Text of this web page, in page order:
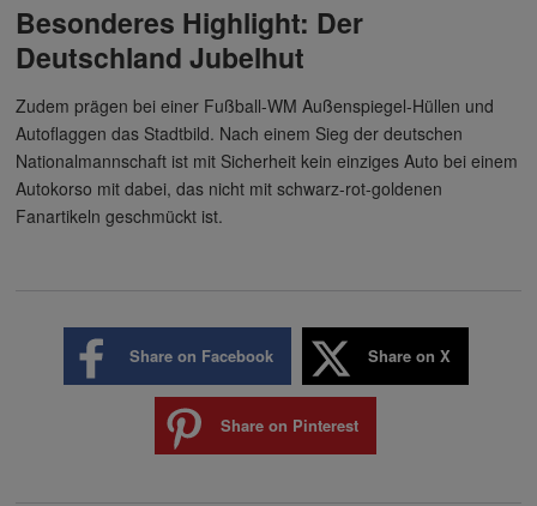
Besonderes Highlight: Der
Deutschland Jubelhut
Zudem prägen bei einer Fußball-WM Außenspiegel-Hüllen und
Autoflaggen das Stadtbild. Nach einem Sieg der deutschen
Nationalmannschaft ist mit Sicherheit kein einziges Auto bei einem
Autokorso mit dabei, das nicht mit schwarz-rot-goldenen
Fanartikeln geschmückt ist.
Share on Facebook Share on X
Share on Pinterest